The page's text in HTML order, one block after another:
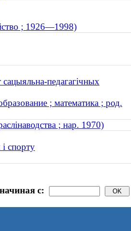
; 1926—1998)
педагагічных
; математика ; род.
; нар. 1970)
спорту
с: